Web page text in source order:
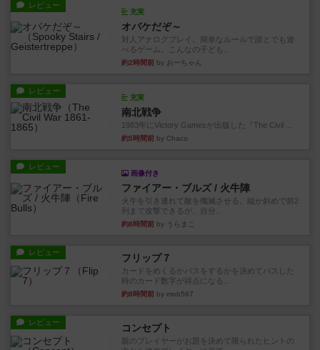
レビュー
充実
オバケだぞ～
対人アナログプレイ。簡単なルールで誰とでも遊
べるゲーム。こんなの子ども...
約2時間前 by おーちゃん
レビュー
充実
南北戦争
1983年にVictory Gamesが出版した『The Civil ...
約5時間前 by Chaco
レビュー
画像付き
ファイアー・ブルズ / 火牛陣
火牛を引き連れて敵を殲滅させる。縦か斜めで前2
列まで攻撃できるが、自分...
約8時間前 by うらまこ
レビュー フリップ７
カードをめくるかパスをするかを決めてパスした
時のカード数字が得点になる...
約8時間前 by mob567
レビュー コンセプト
親のプレイヤーがお題を決めて限られたヒントの